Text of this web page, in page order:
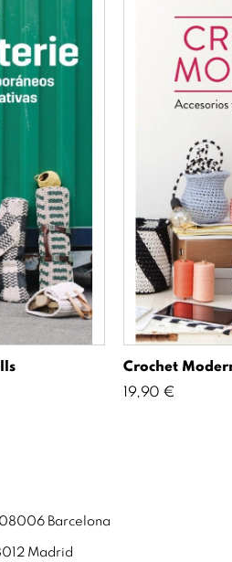
Crochet
Precio
19,90 €
Barcelona
Madrid